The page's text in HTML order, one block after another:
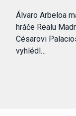
Álvaro Arbeloa
hráče Realu
Césarovi
vyhlédl…